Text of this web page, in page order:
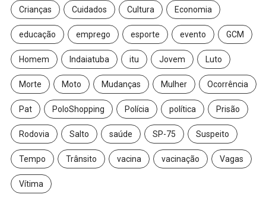
Crianças Cuidados Cultura Economia
educação emprego esporte evento GCM
Homem Indaiatuba itu Jovem Luto
Morte Moto Mudanças Mulher Ocorrência
Pat PoloShopping Polícia política Prisão
Rodovia Salto saúde SP-75 Suspeito
Tempo Trânsito vacina vacinação Vagas
Vítima